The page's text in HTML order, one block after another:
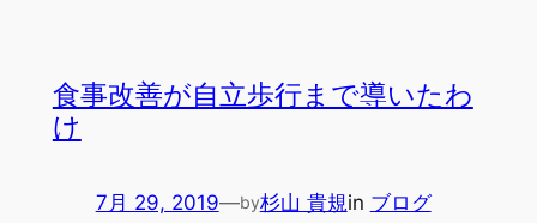
食事改善が自立歩行まで導いたわ
け
7月 29, 2019—by杉山 貴規in ブログ